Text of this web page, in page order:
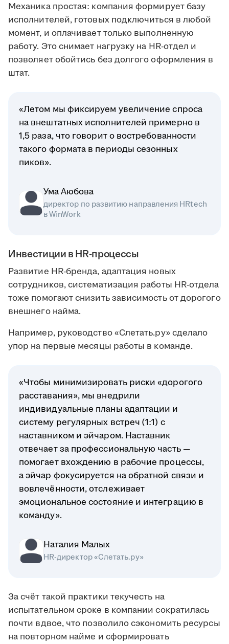
Механика простая: компания формирует базу
исполнителей, готовых подключиться в любой
момент, и оплачивает только выполненную
работу. Это снимает нагрузку на HR-отдел и
позволяет обойтись без долгого оформления в
штат.
«Летом мы фиксируем увеличение спроса
на внештатных исполнителей примерно в
1,5 раза, что говорит о востребованности
такого формата в периоды сезонных
пиков».
Ума Аюбова
директор по развитию направления HRtech
в WinWork
Инвестиции в HR-процессы
Развитие HR-бренда, адаптация новых
сотрудников, систематизация работы HR-отдела
тоже помогают снизить зависимость от дорогого
внешнего найма.
Например, руководство «Слетать.ру» сделало
упор на первые месяцы работы в команде.
«Чтобы минимизировать риски «дорогого
расставания», мы внедрили
индивидуальные планы адаптации и
систему регулярных встреч (1:1) с
наставником и эйчаром. Наставник
отвечает за профессиональную часть —
помогает вхождению в рабочие процессы,
а эйчар фокусируется на обратной связи и
вовлечённости, отслеживает
эмоциональное состояние и интеграцию в
команду».
Наталия Малых
HR-директор «Слетать.ру»
За счёт такой практики текучесть на
испытательном сроке в компании сократилась
почти вдвое, что позволило сэкономить ресурсы
на повторном найме и сформировать